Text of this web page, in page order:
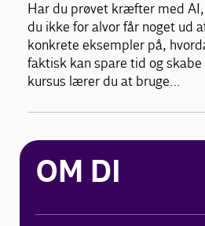
Har du prøvet kræfter med
du ikke for alvor får noget ud
konkrete eksempler på,
faktisk kan spare tid og
kursus lærer du at bruge…
OM DI